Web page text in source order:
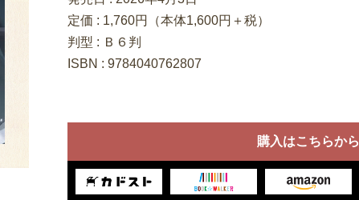
定価 : 1,760円（本体1,600円＋税）
判型 : Ｂ６判
ISBN : 9784040762807
購入はこちらから